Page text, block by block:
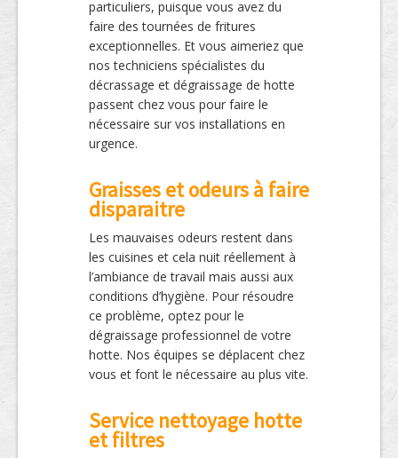
particuliers, puisque vous avez du
faire des tournées de fritures
exceptionnelles. Et vous aimeriez que
nos techniciens spécialistes du
décrassage et dégraissage de hotte
passent chez vous pour faire le
nécessaire sur vos installations en
urgence.
Graisses et odeurs à faire
disparaitre
Les mauvaises odeurs restent dans
les cuisines et cela nuit réellement à
l’ambiance de travail mais aussi aux
conditions d’hygiène. Pour résoudre
ce problème, optez pour le
dégraissage professionnel de votre
hotte. Nos équipes se déplacent chez
vous et font le nécessaire au plus vite.
Service nettoyage hotte
et filtres